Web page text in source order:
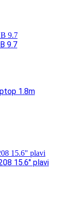
9.7
1.8m
15.6″ plavi